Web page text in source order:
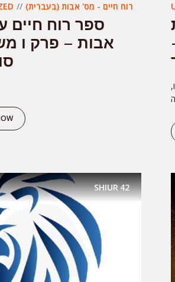
רוח חיים - מס' אבות (בעברית)
ספר רוח חיים
אבות – פרק ו
SHIUR42